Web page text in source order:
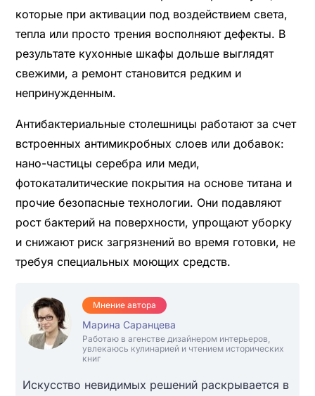
которые при активации под воздействием света,
тепла или просто трения восполняют дефекты. В
результате кухонные шкафы дольше выглядят
свежими, а ремонт становится редким и
непринужденным.
Антибактериальные столешницы работают за счет
встроенных антимикробных слоев или добавок:
нано-частицы серебра или меди,
фотокаталитические покрытия на основе титана и
прочие безопасные технологии. Они подавляют
рост бактерий на поверхности, упрощают уборку
и снижают риск загрязнений во время готовки, не
требуя специальных моющих средств.
Мнение автора
Марина Саранцева
Работаю в агенстве дизайнером интерьеров,
увлекаюсь кулинарией и чтением исторических
книг
Искусство невидимых решений раскрывается в